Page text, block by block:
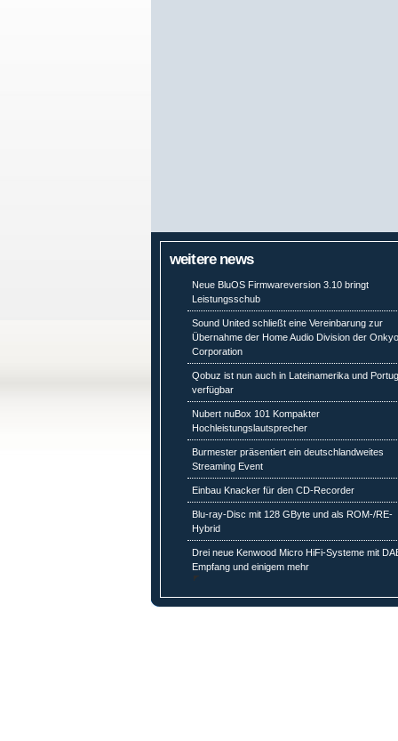
weitere news
Neue BluOS Firmwareversion 3.10 bringt
Leistungsschub
Sound United schließt eine Vereinbarung zur
Übernahme der Home Audio Division der
Corporation
Qobuz ist nun auch in Lateinamerika und
verfügbar
Nubert nuBox 101 Kompakter
Hochleistungslautsprecher
Burmester präsentiert ein deutschlandweites
Streaming Event
Einbau Knacker für den CD-Recorder
Blu-ray-Disc mit 128 GByte und als ROM-/RE-
Hybrid
Drei neue Kenwood Micro HiFi-Systeme mit
Empfang und einigem mehr